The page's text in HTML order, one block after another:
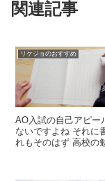
関連記事
リケジョのおすすめ
AO入試の自己アピー
ないですよね それに
れもそのはず 高校の